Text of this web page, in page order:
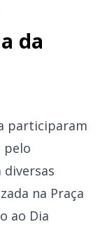
da
participaram
pelo
diversas
na Praça
ao Dia